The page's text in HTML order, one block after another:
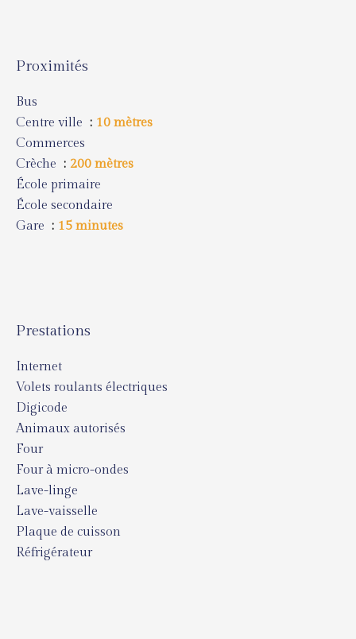
Proximités
Bus
Centre ville
10 mètres
Commerces
Crèche
200 mètres
École primaire
École secondaire
Gare
15 minutes
Prestations
Internet
Volets roulants électriques
Digicode
Animaux autorisés
Four
Four à micro-ondes
Lave-linge
Lave-vaisselle
Plaque de cuisson
Réfrigérateur